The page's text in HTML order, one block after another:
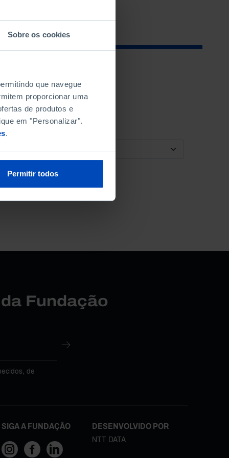
Sobre os cookies
que navegue
proporcionar uma
de produtos e
em "Personalizar".
.
Permitir todos
ORDENAR POR
Fundação
de
SIGA A FUNDAÇÃO DESENVOLVIDO POR
NTT DATA